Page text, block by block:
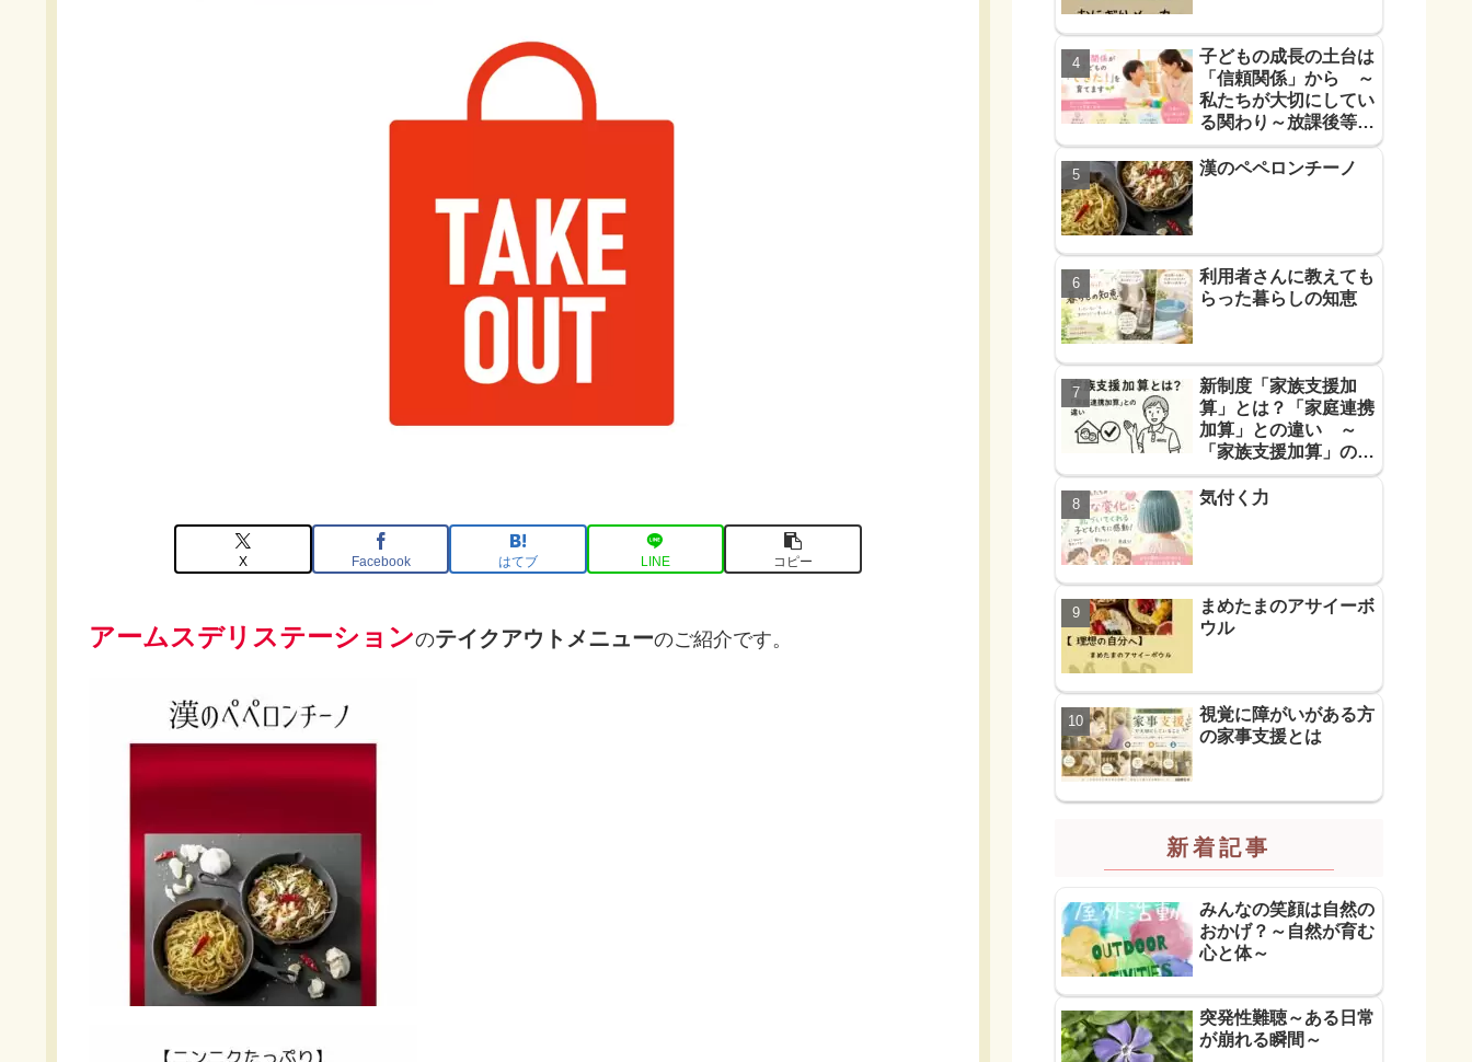
X Facebook はてブ LINE コピー
アームスデリステーションのテイクアウトメニューのご紹介です。
子どもの成長の土台は
「信頼関係」から ～
私たちが大切にしてい
る関わり～放課後等デ
イサービス
漢のペペロンチーノ
利用者さんに教えても
らった暮らしの知恵
新制度「家族支援加
算」とは？「家庭連携
加算」との違い ～
「家族支援加算」の算
定要件と支援方法！を
解説します～
気付く力
まめたまのアサイーボ
ウル
視覚に障がいがある方
の家事支援とは
新着記事
みんなの笑顔は自然の
おかげ？～自然が育む
心と体～
突発性難聴～ある日常
が崩れる瞬間～